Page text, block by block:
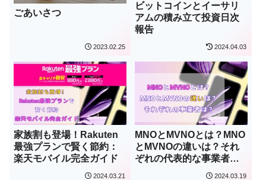
ごあいさつ
2023.02.25
ビットコインとイーサリ
アムの積み立て投資日次
報告
2024.04.03
家族割も登場！Rakuten
最強プランで賢く節約：
楽天モバイル完全ガイド
2024.03.21
MNOとMVNOとは？MNO
とMVNOの違いは？それ
ぞれの代表的な事業者
2024.03.19